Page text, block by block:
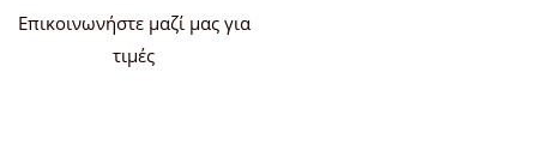
Επικοινωνήστε μαζί μας για
τιμές